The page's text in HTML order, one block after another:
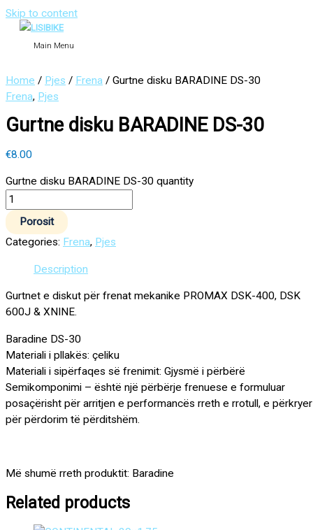
Skip to content
Main Menu
Home / Pjes / Frena / Gurtne disku BARADINE DS-30
Frena, Pjes
Gurtne disku BARADINE DS-30
€8.00
Gurtne disku BARADINE DS-30 quantity
Porosit
Categories: Frena, Pjes
Description
Gurtnet e diskut për frenat mekanike PROMAX DSK-400, DSK
600J & XNINE.
Baradine DS-30
Materiali i pllakës: çeliku
Materiali i sipërfaqes së frenimit: Gjysmë i përbërë
Semikomponimi – është një përbërje frenuese e formuluar
posaçërisht për arritjen e performancës rreth e rrotull, e përkryer
për përdorim të përditshëm.
Më shumë rreth produktit: Baradine
Related products